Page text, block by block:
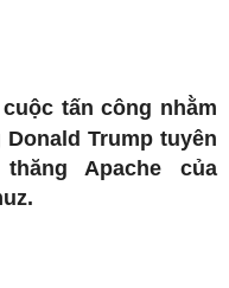
tấn công nhằm
Trump tuyên
Apache của